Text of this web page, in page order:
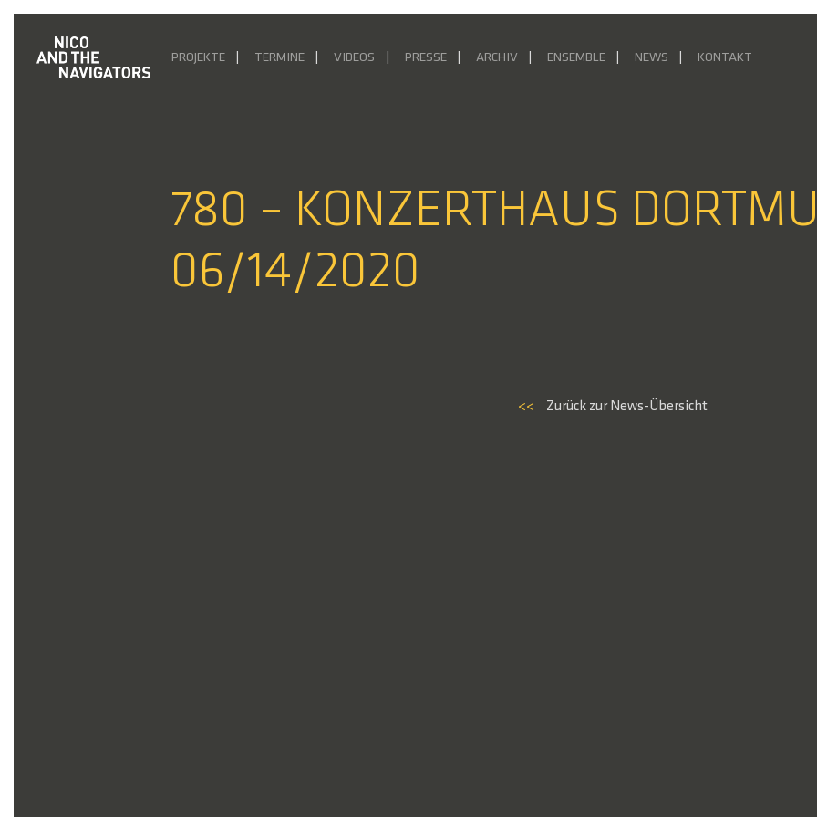
PROJEKTE TERMINE VIDEOS PRESSE ARCHIV ENSEMBLE NEWS KONTAKT
780 – KONZERTHAUS
06/14/2020
<< Zurück zur News-Übersicht